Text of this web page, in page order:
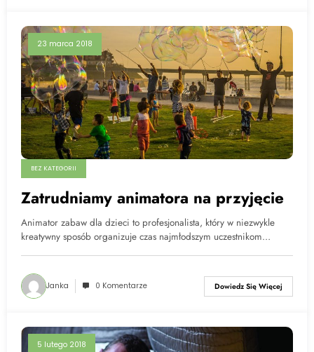
23 marca 2018
BEZ KATEGORII
Zatrudniamy animatora na przyjęcie
Animator zabaw dla dzieci to profesjonalista, który w niezwykle
kreatywny sposób organizuje czas najmłodszym uczestnikom…
Janka 0 Komentarze Dowiedz Się Więcej
5 lutego 2018